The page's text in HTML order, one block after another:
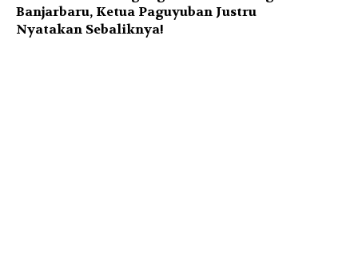
Banjarbaru, Ketua Paguyuban Justru
Nyatakan Sebaliknya!